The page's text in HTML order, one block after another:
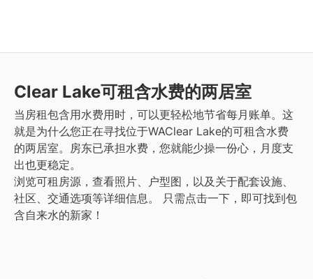
Clear Lake可租含水费的两居室
当房租包含用水费用时，可以更轻松地节省每月账单。这
就是为什么您正在寻找位于WAClear Lake的可租含水费
的两居室。房东已承担水费，您就能少操一份心，月度支
出也更稳定。
浏览可租房源，查看照片、户型图，以及关于配套设施、
社区、交通选项等详细信息。
只需点击一下，即可找到包
含自来水的新家！